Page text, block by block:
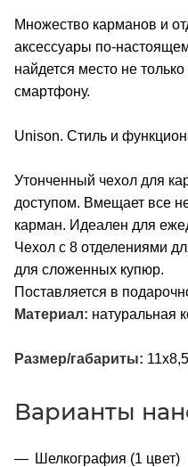
Множество карманов и
аксессуары по-
найдется место не
смартфону.
Unison. Стиль и
Утонченный чехол для
доступом. Вмещает все
карман. Идеален для
Чехол с 8 отделениями
для сложенных купюр.
Поставляется в
Материал: натуральная
Размер/габариты:
Варианты
Шелкография (1 цвет)